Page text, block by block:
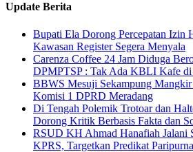
Update Berita
Bupati Ela Dorong Percepatan Izin
Kawasan Register Segera Menyala
Carenza Coffee 24 Jam Diduga
DPMPTSP : Tak Ada KBLI Kafe di
BBWS Mesuji Sekampung
Komisi 1 DPRD Meradang
Di Tengah Polemik Trotoar dan
Dorong Kritik Berbasis Fakta dan
RSUD KH Ahmad Hanafiah
KPRS, Targetkan Predikat Paripurna